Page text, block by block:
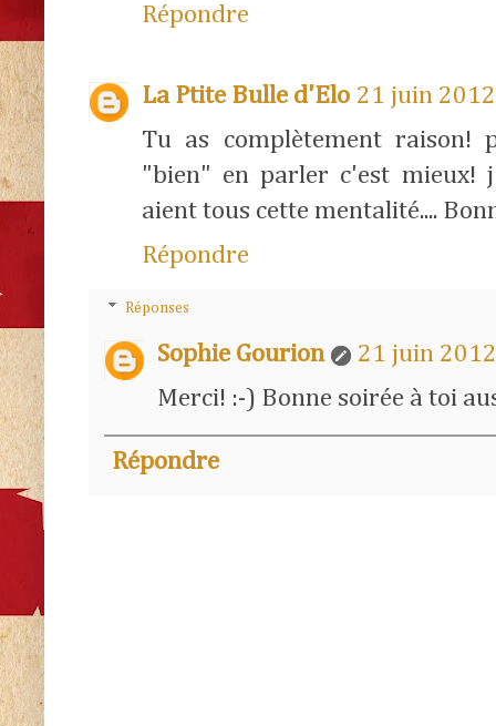
Répondre
La Ptite Bulle d'Elo 21 juin
Tu as complètement raison!
"bien" en parler c'est mieux!
aient tous cette mentalité....
Répondre
Réponses
Sophie Gourion
21 juin
Merci! :-) Bonne soirée à toi
Répondre